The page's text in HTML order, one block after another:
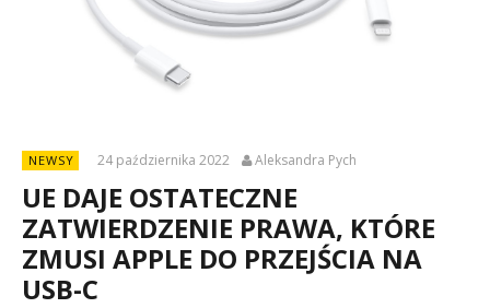
NEWSY 24 października 2022 Aleksandra Pych
UE DAJE OSTATECZNE
ZATWIERDZENIE PRAWA, KTÓRE
ZMUSI APPLE DO PRZEJŚCIA NA
USB-C